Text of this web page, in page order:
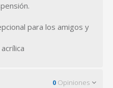
para los amigos y
0 Opiniones